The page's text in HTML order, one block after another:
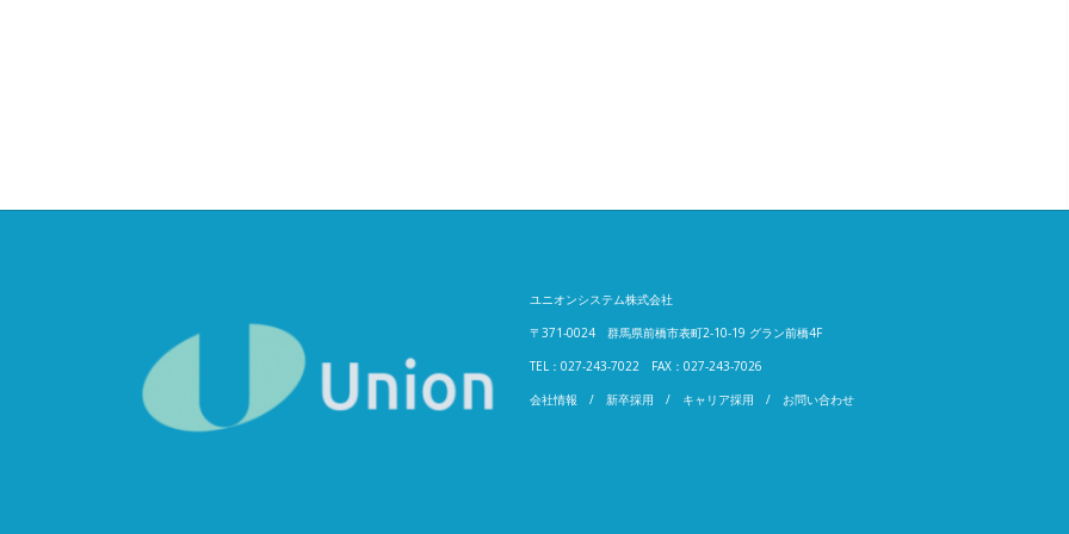
ユニオンシステム株式会社
〒371-0024 群馬県前橋市表町2-10-19 グラン前橋4F
TEL：027-243-7022 FAX：027-243-7026
会社情報 /新卒採用 / キャリア採用 / お問い合わせ